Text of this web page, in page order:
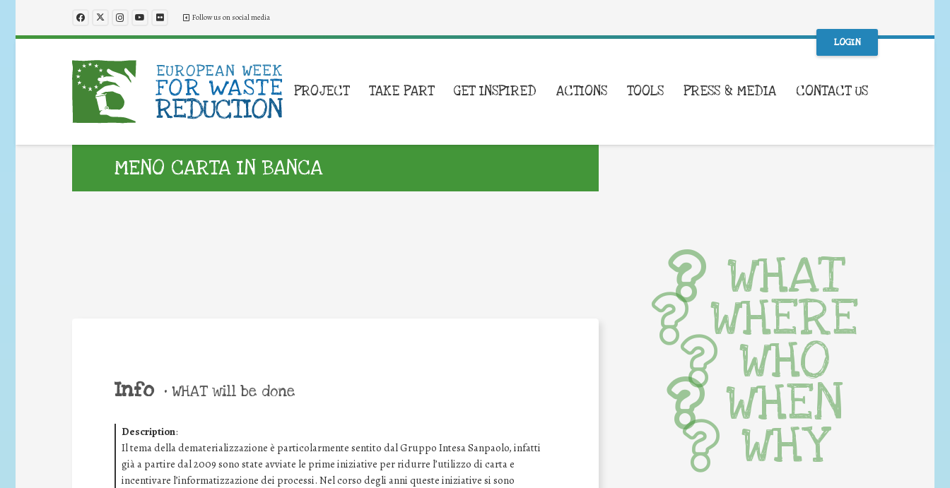
Follow us on social media
LOGIN
PROJECT TAKE PART GET INSPIRED ACTIONS TOOLS PRESS & MEDIA CONTACT US
MENO CARTA IN BANCA
Info • WHAT will be done
Description:
Il tema della dematerializzazione è particolarmente sentito dal Gruppo Intesa Sanpaolo, infatti
già a partire dal 2009 sono state avviate le prime iniziative per ridurre l’utilizzo di carta e
incentivare l’informatizzazione dei processi. Nel corso degli anni queste iniziative si sono
WHAT
WHERE
WHO
WHEN
WHY